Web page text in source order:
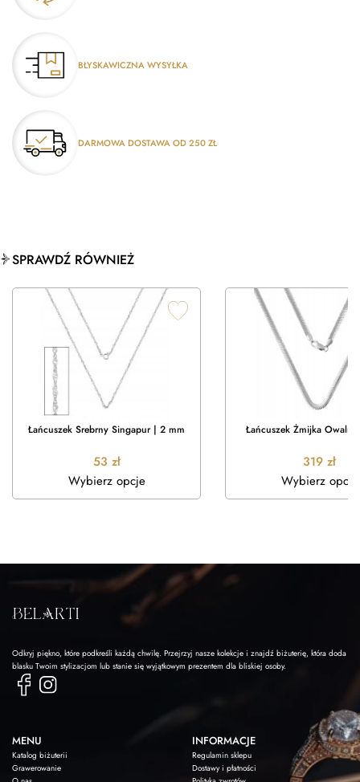
BŁYSKAWICZNA WYSYŁKA
DARMOWA DOSTAWA OD 250 ZŁ
SPRAWDŹ RÓWNIEŻ
Łańcuszek Srebrny Singapur | 2 mm
53 zł
Wybierz opcje
Łańcuszek Żmijka
319 zł
Wybierz opcje
Odkryj piękno, które podkreśli każdą chwilę. Przejrzyj nasze kolekcje i znajdź biżuterię, która doda
blasku Twoim stylizacjom lub stanie się wyjątkowym prezentem dla bliskiej osoby.
MENU
Katalog biżuterii
Grawerowanie
INFORMACJE
Regulamin sklepu
Dostawy i płatności